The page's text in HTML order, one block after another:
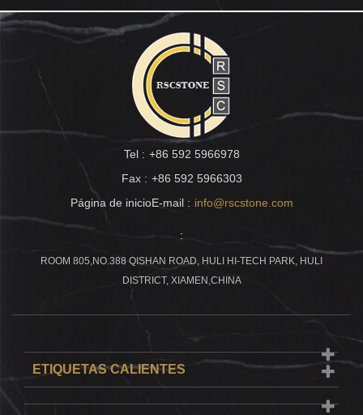
Tel : +86 592 5966978
Fax : +86 592 5966303
Página de inicioE-mail : info@rscstone.com
:
ROOM 805,NO.388 QISHAN ROAD, HULI HI-TECH PARK, HULI
DISTRICT, XIAMEN,CHINA
ETIQUETAS CALIENTES